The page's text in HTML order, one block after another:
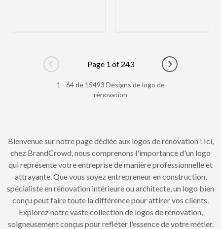
Go to previous page
Page 1 of 243
Go to next
1 - 64 de 15493 Designs de logo de
rénovation
Bienvenue sur notre page dédiée aux logos de rénovation ! Ici,
chez BrandCrowd, nous comprenons l'importance d'un logo
qui représente votre entreprise de manière professionnelle et
attrayante. Que vous soyez entrepreneur en construction,
spécialiste en rénovation intérieure ou architecte, un logo bien
conçu peut faire toute la différence pour attirer vos clients.
Explorez notre vaste collection de logos de rénovation,
soigneusement conçus pour refléter l'essence de votre métier.